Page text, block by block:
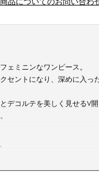
ェミニンなワンピース。
セントになり、深めに入っ
デコルテを美しく見せるV